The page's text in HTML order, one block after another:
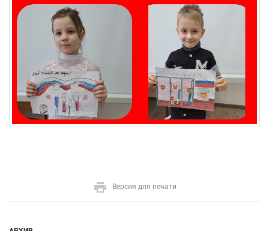
Версия для печати